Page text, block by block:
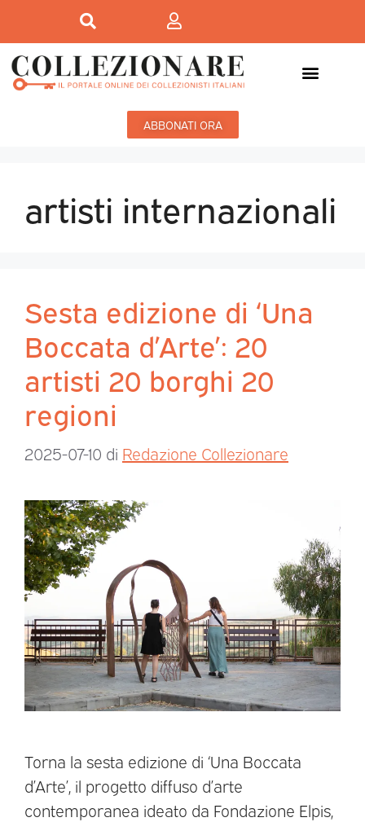
ABBONATI ORA
artisti internazionali
Sesta edizione di ‘Una
Boccata d’Arte’: 20
artisti 20 borghi 20
regioni
2025-07-10 di Redazione Collezionare
Torna la sesta edizione di ‘Una Boccata
d’Arte’, il progetto diffuso d’arte
contemporanea ideato da Fondazione Elpis,